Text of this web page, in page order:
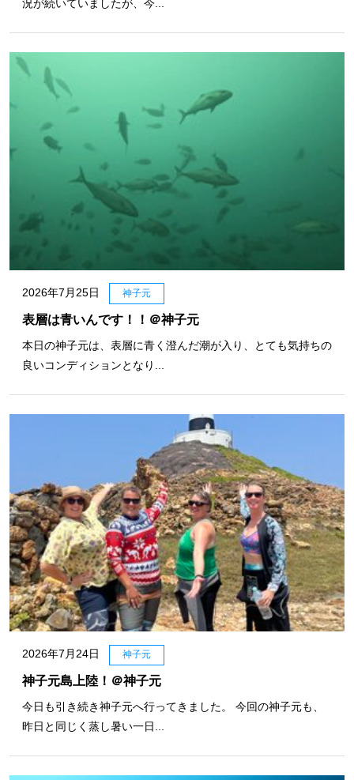
況が続いていましたが、今...
2026年7月25日 神子元
表層は青いんです！！＠神子元
本日の神子元は、表層に青く澄んだ潮が入り、とても気持ちの
良いコンディションとなり...
2026年7月24日 神子元
神子元島上陸！＠神子元
今日も引き続き神子元へ行ってきました。 今回の神子元も、
昨日と同じく蒸し暑い一日...